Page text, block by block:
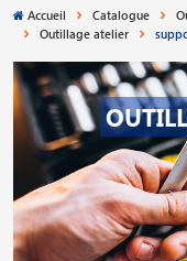
Accueil Catalogue
Outillage atelier